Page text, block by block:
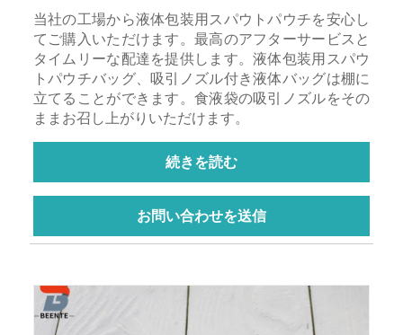
当社の工場から液体包装用スパウトパウチを安心し
てご購入いただけます。最高のアフターサービスと
タイムリーな配達を提供します。液体包装用スパウ
トパウチバッグ、吸引ノズル付き液体バッグは棚に
立てることができます。食液袋の吸引ノズルをその
ままお召し上がりいただけます。
続きを読む
お問い合わせを送信